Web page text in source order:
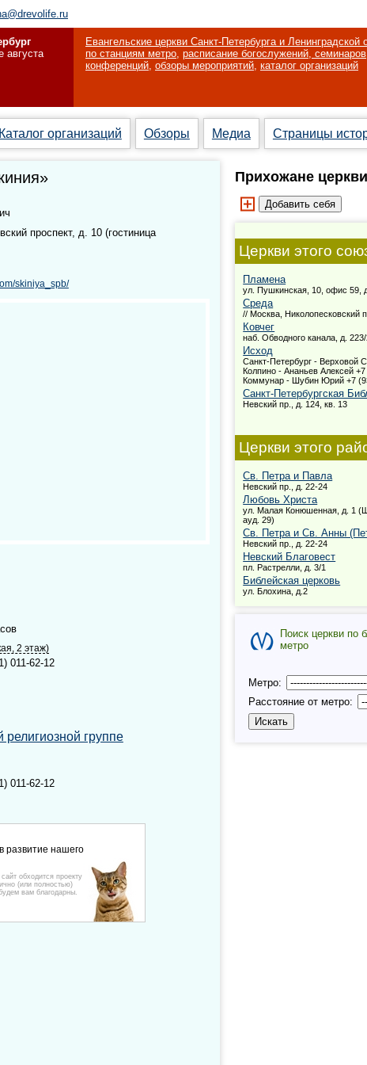
августа
Евангельские церкви Санкт-Петербурга и Ленинградской
по станциям метро, расписание богослужений,
конференций, обзоры мероприятий, каталог организаций
Каталог организаций Обзоры Медиа Страницы
проспект, д. 10 (гостиница
skiniya_spb/
2 этаж)
011-62-12
религиозной группе
011-62-12
развитие нашего
обходится проекту
(или полностью)
вам благодарны.
Прихожане церкви
Церкви этого
Пламена
ул. Пушкинская, 10, офис 59,
Среда
// Москва, Николопесковский
Ковчег
наб. Обводного канала, д.
Исход
Санкт-Петербург - Верховой
Колпино - Ананьев Алексей
Коммунар - Шубин Юрий +7
Санкт-Петербургская
Невский пр., д. 124, кв. 13
Церкви этого
Св. Петра и Павла
Невский пр., д. 22-24
Любовь Христа
ул. Малая Конюшенная, д. 1
ауд. 29)
Св. Петра и Св. Анны
Невский пр., д. 22-24
Невский Благовест
пл. Растрелли, д. 3/1
Библейская церковь
ул. Блохина, д.2
Поиск церкви по
метро
Метро:
Расстояние от метро: